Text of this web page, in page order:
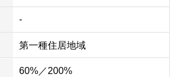
-
第一種住居地域
60%／200%